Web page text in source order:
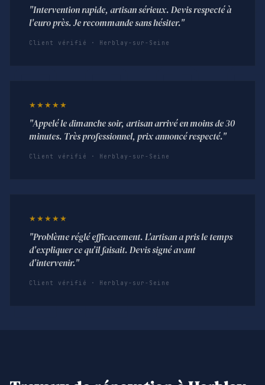
"Intervention rapide, artisan sérieux. Devis respecté à
l'euro près. Je recommande sans hésiter."
Client vérifié · Herblay-sur-Seine
★★★★★
"Appelé le dimanche soir, artisan arrivé en moins de 30
minutes. Très professionnel, prix annoncé respecté."
Client vérifié · Herblay-sur-Seine
★★★★★
"Problème réglé efficacement. L'artisan a pris le temps
d'expliquer ce qu'il faisait. Devis signé avant
d'intervenir."
Client vérifié · Herblay-sur-Seine